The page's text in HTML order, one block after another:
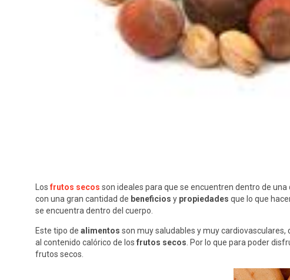
Los frutos secos son ideales para que se encuentren dentro de
con una gran cantidad de beneficios y propiedades que lo que
se encuentra dentro del cuerpo.
Este tipo de alimentos son muy saludables y muy
al contenido calórico de los frutos secos. Por lo que para poder
frutos secos.